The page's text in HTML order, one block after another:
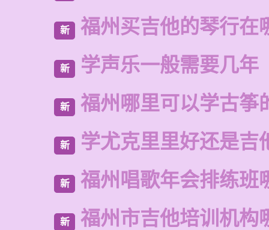
新 福州买吉他的琴行在
新 学声乐一般需要几年
新 福州哪里可以学古筝
新 学尤克里里好还是吉
新 福州唱歌年会排练班
新 福州市吉他培训机构